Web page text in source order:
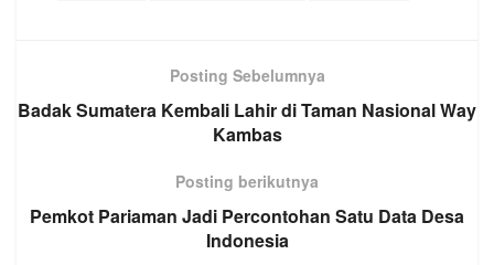
Posting Sebelumnya
Badak Sumatera Kembali Lahir di Taman Nasional Way
Kambas
Posting berikutnya
Pemkot Pariaman Jadi Percontohan Satu Data Desa
Indonesia